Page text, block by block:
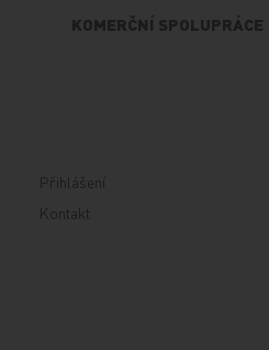
KOMERČNÍ SPOLUPRÁCE
Přihlášení
Kontakt